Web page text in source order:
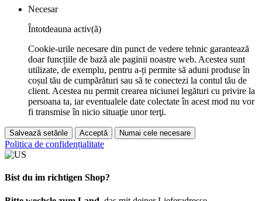
Necesar
Întotdeauna activ(ă)
Cookie-urile necesare din punct de vedere tehnic garantează
doar funcțiile de bază ale paginii noastre web. Acestea sunt
utilizate, de exemplu, pentru a-ți permite să aduni produse în
coșul tău de cumpărături sau să te conectezi la contul tău de
client. Acestea nu permit crearea niciunei legături cu privire la
persoana ta, iar eventualele date colectate în acest mod nu vor
fi transmise în nicio situaţie unor terţi.
Salvează setările Acceptă Numai cele necesare
Politica de confidențialitate
Bist du im richtigen Shop?